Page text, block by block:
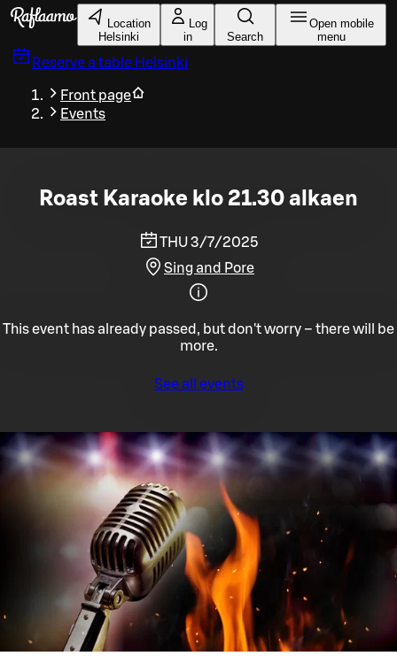
Skip to main content
Location
Helsinki
Log
in
Search
Open mobile
menu
Reserve a table Helsinki
Front page
Events
Roast Karaoke klo 21.30 alkaen
THU 3/7/2025
Sing and Pore
This event has already passed, but don't worry – there will be
more.
See all events